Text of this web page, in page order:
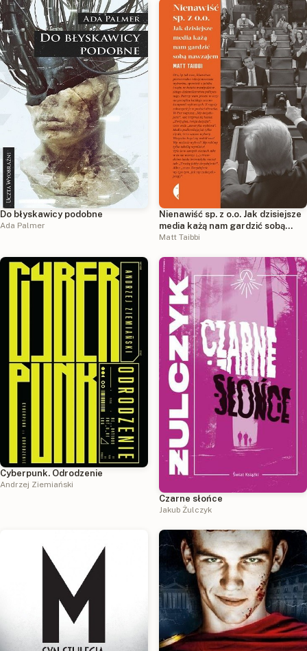
Do błyskawicy podobne
Ada Palmer
Nienawiść sp. z o.o. Jak dzisiejsze
media każą nam gardzić sobą
nawzajem
Matt Taibbi
Cyberpunk. Odrodzenie
Andrzej Ziemiański
Czarne słońce
Jakub Żulczyk